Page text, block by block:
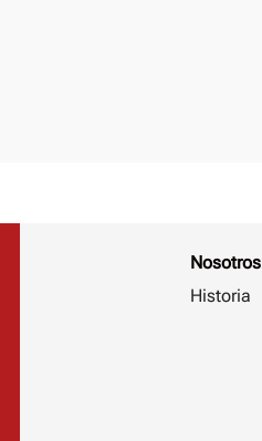
Nosotros
Historia